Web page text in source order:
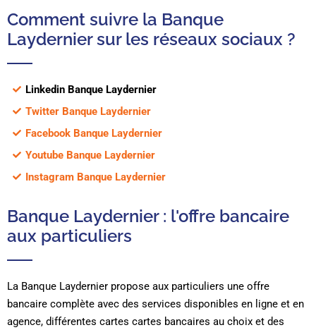
Comment suivre la Banque
Laydernier sur les réseaux sociaux ?
Linkedin Banque Laydernier
Twitter Banque Laydernier
Facebook Banque Laydernier
Youtube Banque Laydernier
Instagram Banque Laydernier
Banque Laydernier : l'offre bancaire
aux particuliers
La Banque Laydernier propose aux particuliers une offre
bancaire complète avec des services disponibles en ligne et en
agence, différentes cartes cartes bancaires au choix et des